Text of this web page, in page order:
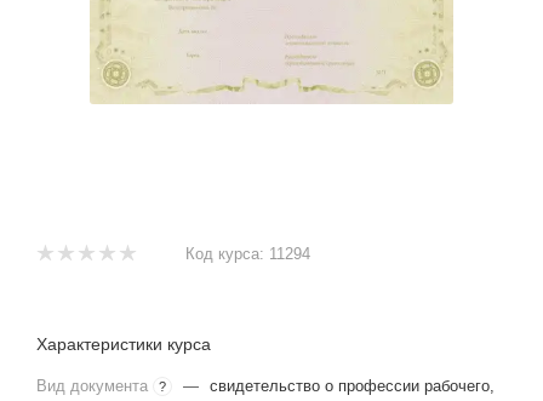
Код курса: 11294
Характеристики курса
Вид документа ? — свидетельство о профессии рабочего,